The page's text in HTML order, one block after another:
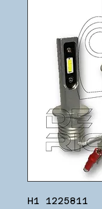
H1 1225811